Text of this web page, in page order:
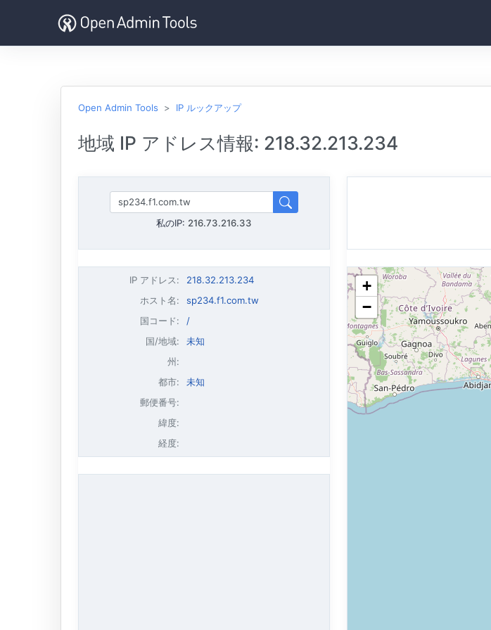
Open Admin Tools IP ルックアップ
地域 IP アドレス情報: 218.32.213.234
私のIP: 216.73.216.33
IP アドレス:
218.32.213.234
ホスト名:
sp234.f1.com.tw
国コード:
/
国/地域:
未知
州:
都市:
未知
郵便番号:
緯度:
経度:
+
−